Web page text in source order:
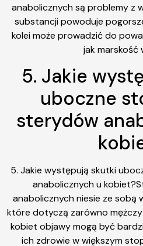
anabolicznych są problemy z
substancji powoduje
kolei może prowadzić do
jak marskość
5. Jakie
uboczne
sterydów
5. Jakie występują skutki
anabolicznych u
anabolicznych niesie ze sobą
które dotyczą zarówno
kobiet objawy mogą być
ich zdrowie w większym